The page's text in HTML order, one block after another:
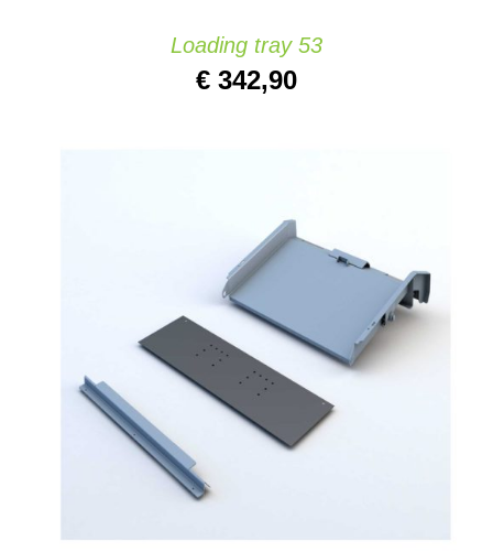
Loading tray 53
€ 342,90
AÑADIR AL CARRITO
/